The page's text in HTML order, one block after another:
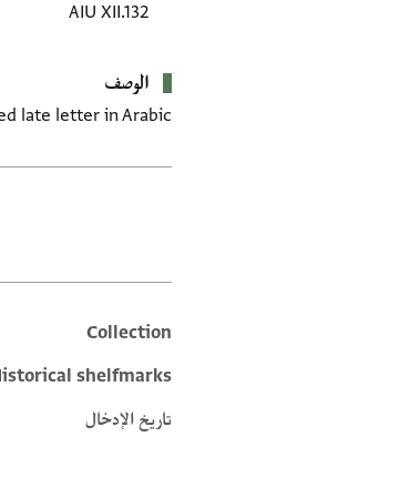
AIU XII.132
الوصف
late letter in Arabic.
metadata
Collection
shelfmarks
تاريخ الإدخال